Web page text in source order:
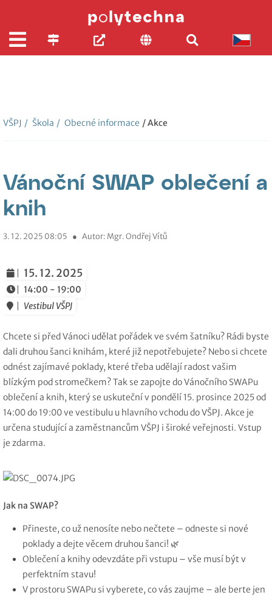
VŠPJ / Škola / Obecné informace / Akce
Vánoční SWAP oblečení a
knih
3. 12. 2025 08:05 ● Autor: Mgr. Ondřej Vítů
15. 12. 2025
14:00 - 19:00
Vestibul VŠPJ
Chcete si před Vánoci udělat pořádek ve svém šatníku? Rádi byste
dali druhou šanci knihám, které již nepotřebujete? Nebo si chcete
odnést zajímavé poklady, které třeba udělají radost vašim
blízkým pod stromečkem? Tak se zapojte do Vánočního SWAPu
oblečení a knih, který se uskuteční v pondělí 15. prosince 2025 od
14:00 do 19:00 ve vestibulu u hlavního vchodu do VŠPJ. Akce je
určena studující a zaměstnancům VŠPJ i široké veřejnosti. Vstup
je zdarma.
Jak na SWAP?
Přineste, co už nenosíte nebo nečtete – odneste si nové
poklady a dejte věcem druhou šanci! 🌿
Oblečení a knihy odevzdáte při vstupu – vše musí být v
perfektním stavu!
V prostoru SWAPu si vyberete, co vás zaujme – ale berte jen